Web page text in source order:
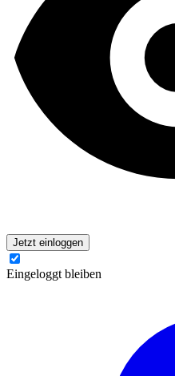
Jetzt einloggen
Eingeloggt bleiben